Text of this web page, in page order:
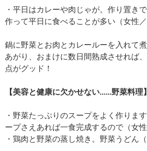
・平日はカレーや肉じゃが。作り置き
作って平日に食べることが多い（女性／
鍋に野菜とお肉とカレールーを入れて
あがり、おまけに数日間熟成させれば
点がグッド！
【美容と健康に欠かせない......野菜料理】
・野菜たっぷりのスープをよく作りま
ープさえあれば一食完成するので（女性
・鶏肉と野菜の蒸し焼き。野菜うどん